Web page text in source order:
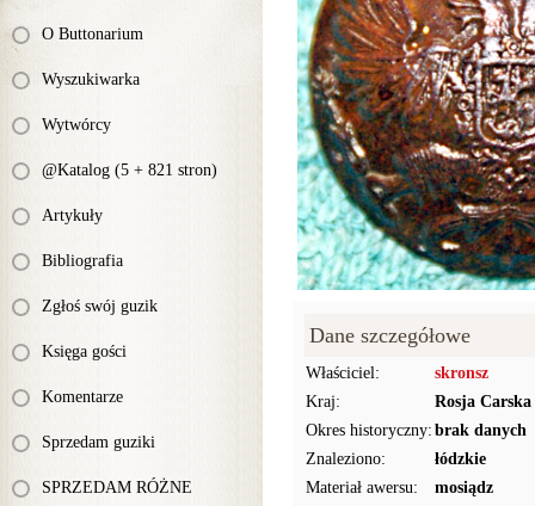
O Buttonarium
Wyszukiwarka
Wytwórcy
@Katalog (5 + 821 stron)
Artykuły
Bibliografia
Zgłoś swój guzik
Księga gości
Komentarze
Sprzedam guziki
SPRZEDAM RÓŻNE
Dane szczegółowe
Właściciel:
skronsz
Kraj:
Rosja Carska
Okres historyczny: brak danych
Znaleziono:
łódzkie
Materiał awersu:
mosiądz